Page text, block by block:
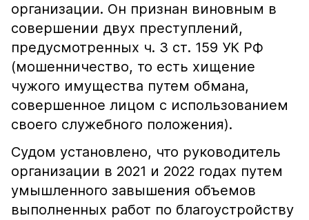
организации. Он признан виновным в
совершении двух преступлений,
предусмотренных ч. 3 ст. 159 УК РФ
(мошенничество, то есть хищение
чужого имущества путем обмана,
совершенное лицом с использованием
своего служебного положения).
Судом установлено, что руководитель
организации в 2021 и 2022 годах путем
умышленного завышения объемов
выполненных работ по благоустройству